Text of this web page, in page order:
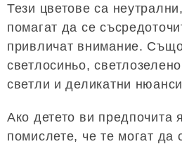
Тези цветове са
помагат да се
привличат внимание.
светлосиньо,
светли и деликатни
Ако детето ви предпочита
помислете, че те могат да